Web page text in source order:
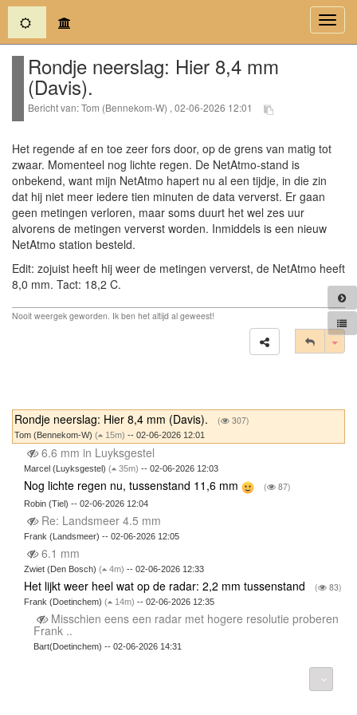
(current)
Rondje neerslag: Hier 8,4 mm
(Davis).
Bericht van: Tom (Bennekom-W) , 02-06-2026 12:01
Het regende af en toe zeer fors door, op de grens van matig tot
zwaar. Momenteel nog lichte regen. De NetAtmo-stand is
onbekend, want mijn NetAtmo hapert nu al een tijdje, in die zin
dat hij niet meer iedere tien minuten de data ververst. Er gaan
geen metingen verloren, maar soms duurt het wel zes uur
alvorens de metingen ververst worden. Inmiddels is een nieuw
NetAtmo station besteld.
Edit: zojuist heeft hij weer de metingen ververst, de NetAtmo heeft
8,0 mm. Tact: 18,2 C.
Nooit weergek geworden. Ik ben het altijd al geweest!
Rondje neerslag: Hier 8,4 mm (Davis). ( 307)
Tom (Bennekom-W) ( 15m) -- 02-06-2026 12:01
6.6 mm in Luyksgestel
Marcel (Luyksgestel) ( 35m) -- 02-06-2026 12:03
Nog lichte regen nu, tussenstand 11,6 mm ( 87)
Robin (Tiel) -- 02-06-2026 12:04
Re: Landsmeer 4.5 mm
Frank (Landsmeer) -- 02-06-2026 12:05
6.1 mm
Zwiet (Den Bosch) ( 4m) -- 02-06-2026 12:33
Het lijkt weer heel wat op de radar: 2,2 mm tussenstand ( 83)
Frank (Doetinchem) ( 14m) -- 02-06-2026 12:35
Misschien eens een radar met hogere resolutie proberen
Frank ..
Bart(Doetinchem) -- 02-06-2026 14:31